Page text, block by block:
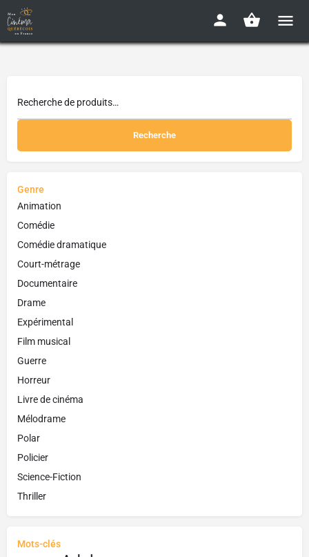
Recherche
Genre
Animation
Comédie
Comédie dramatique
Court-métrage
Documentaire
Drame
Expérimental
Film musical
Guerre
Horreur
Livre de cinéma
Mélodrame
Polar
Policier
Science-Fiction
Thriller
Mots-clés